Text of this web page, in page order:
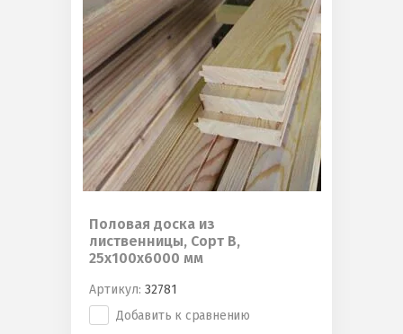
Половая доска из
лиственницы, Сорт B,
25х100х6000 мм
Артикул: 32781
Добавить к сравнению